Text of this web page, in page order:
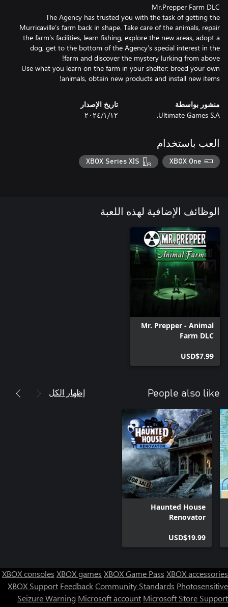
The Agency has trusted you with the task of getting the
Murricaville’s farm back in shape. Take care of the animals, repair
the farm’s facilities, learn fishing, explore the new areas, adopt a
dog, get to the bottom of the Agency’s special interest in the
Use what you learn on the farm in your shelter: breed your own
animals, obtain new products and install new items!
منشور بواسطة
Ultimate Games S.A.
تاريخ الإصدار
١٢‏/١‏/٢٠٢٤
العب باستخدام
XBOX One
XBOX Series X|S
الوظائف الإضافية لهذه اللعبة
Mr. Prepper - Animal
Farm DLC
USD$7.99
People also like إظهار الكل
Haunted House
Renovator
USD$19.99
XBOX consoles XBOX games XBOX Game Pass XBOX accessories
XBOX Support FeedbackCommunity Standards Photosensitive
Seizure Warning Microsoft account Microsoft Store Support